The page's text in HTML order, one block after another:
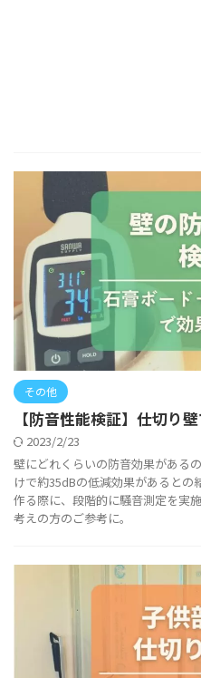
その他
【防音性能検証】仕切り
2023/2/23
壁にどれくらいの防音効果がある
けで約35dBの低減効果があると
作る際に、段階的に騒音測定を実
考えの方のご参考に。